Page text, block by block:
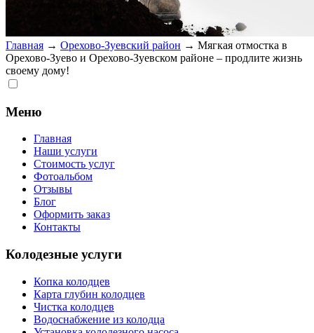
Главная → Орехово-Зуевский район → Мягкая отмостка в
Орехово-Зуево и Орехово-Зуевском районе – продлите жизнь
своему дому!
Меню
Главная
Наши услуги
Стоимость услуг
Фотоальбом
Отзывы
Блог
Оформить заказ
Контакты
Колодезные услуги
Копка колодцев
Карта глубин колодцев
Чистка колодцев
Водоснабжение из колодца